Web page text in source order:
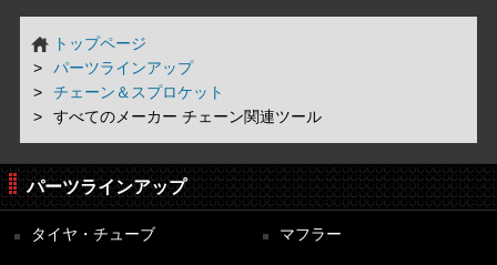
トップページ
パーツラインアップ
チェーン＆スプロケット
すべてのメーカー チェーン関連ツール
パーツラインアップ
タイヤ・チューブ マフラー